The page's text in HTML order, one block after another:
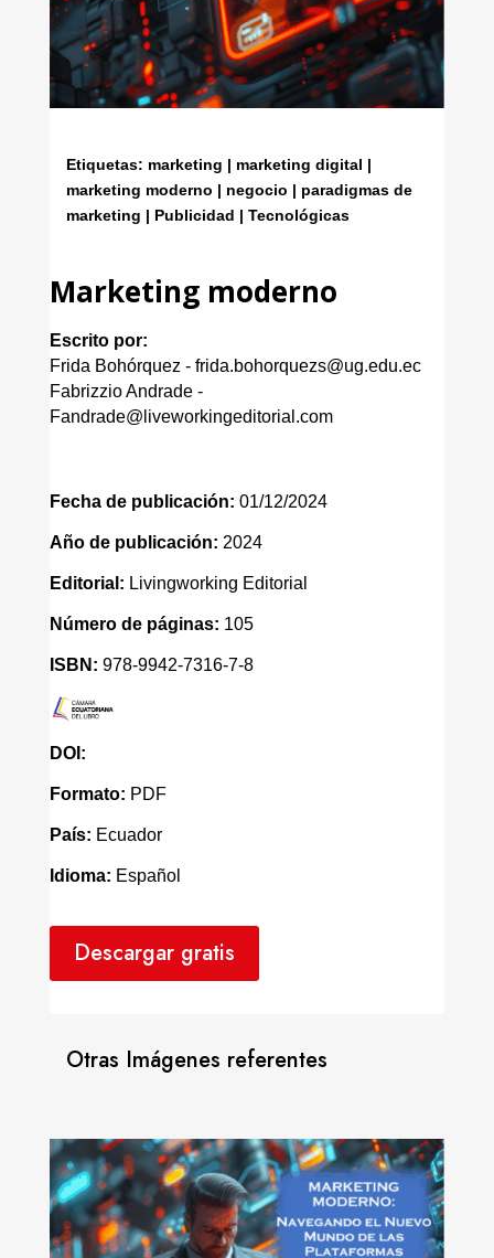
Etiquetas: marketing | marketing digital |
marketing moderno | negocio | paradigmas de
marketing | Publicidad | Tecnológicas
Marketing moderno
Escrito por:
Frida Bohórquez - frida.bohorquezs@ug.edu.ec
Fabrizzio Andrade -
Fandrade@liveworkingeditorial.com
Fecha de publicación: 01/12/2024
Año de publicación: 2024
Editorial: Livingworking Editorial
Número de páginas: 105
ISBN: 978-9942-7316-7-8
DOI:
Formato: PDF
País: Ecuador
Idioma: Español
Descargar gratis
Otras Imágenes referentes